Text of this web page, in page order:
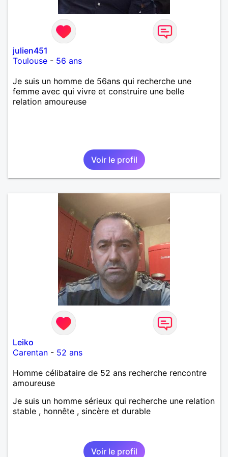
julien451
Toulouse - 56 ans
Je suis un homme de 56ans qui recherche une
femme avec qui vivre et construire une belle
relation amoureuse
Voir le profil
Leiko
Carentan - 52 ans
Homme célibataire de 52 ans recherche rencontre
amoureuse
Je suis un homme sérieux qui recherche une relation
stable , honnête , sincère et durable
Voir le profil